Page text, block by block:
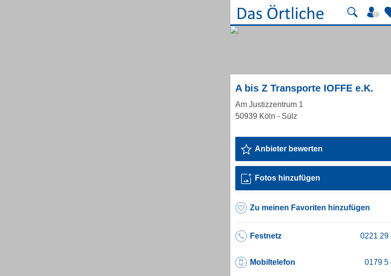
A bis Z Transporte IOFFE e.K.
Am Justizzentrum 1
50939 Köln - Sülz
Anbieter bewerten
Fotos hinzufügen
Zu meinen Favoriten hinzufügen
Festnetz
Mobiltelefon